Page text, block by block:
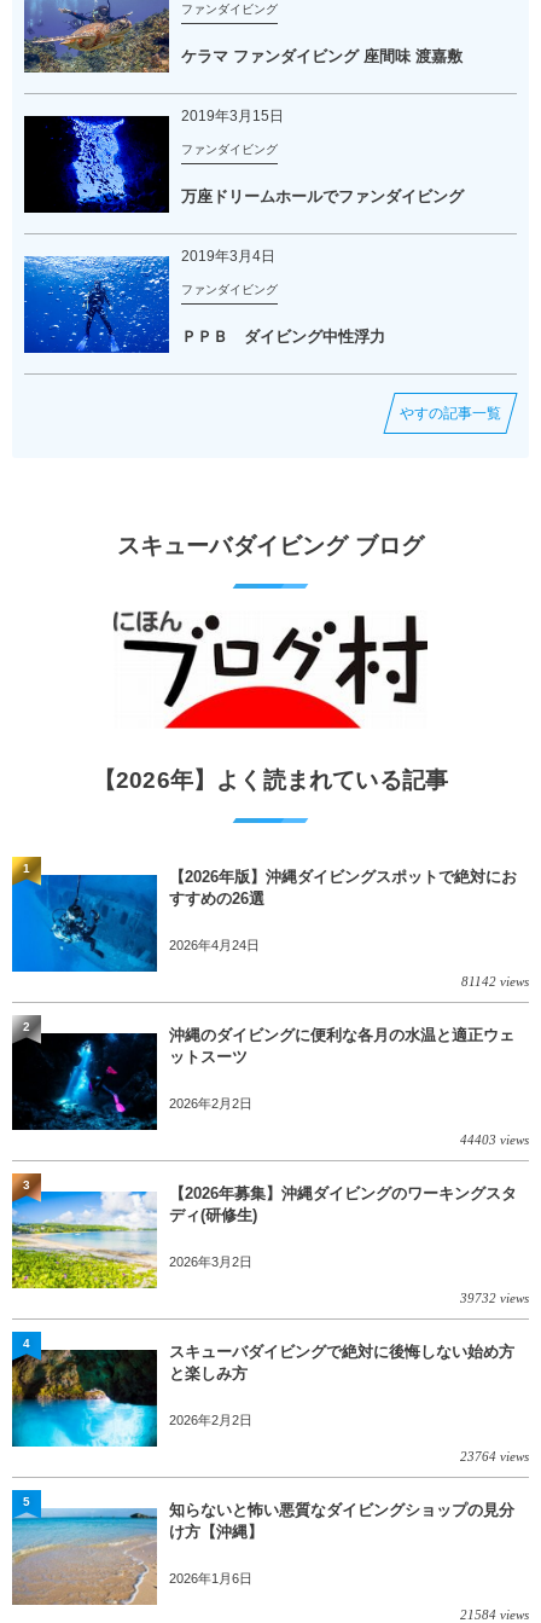
ファンダイビング
ケラマ ファンダイビング 座間味 渡嘉敷
2019年3月15日
ファンダイビング
万座ドリームホールでファンダイビング
2019年3月4日
ファンダイビング
ＰＰＢ ダイビング中性浮力
やすの記事一覧
スキューバダイビング ブログ
【2026年】よく読まれている記事
【2026年版】沖縄ダイビングスポットで絶対にお
すすめの26選
2026年4月24日
81142 views
1
沖縄のダイビングに便利な各月の水温と適正ウェ
ットスーツ
2026年2月2日
44403 views
2
【2026年募集】沖縄ダイビングのワーキングスタ
ディ(研修生)
2026年3月2日
39732 views
3
スキューバダイビングで絶対に後悔しない始め方
と楽しみ方
2026年2月2日
23764 views
4
知らないと怖い悪質なダイビングショップの見分
け方【沖縄】
2026年1月6日
21584 views
5